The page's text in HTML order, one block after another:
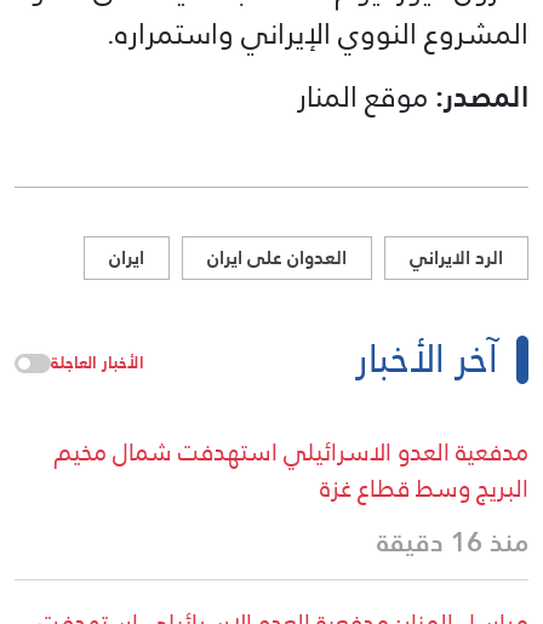
المشروع النووي الإيراني واستمراره.
المصدر:موقع المنار
الرد الايراني العدوان على ايران ايران
آخر الأخبار الأخبار العاجلة
مدفعية العدو الاسرائيلي استهدفت شمال مخيم
البريج وسط قطاع غزة
منذ 16 دقيقة